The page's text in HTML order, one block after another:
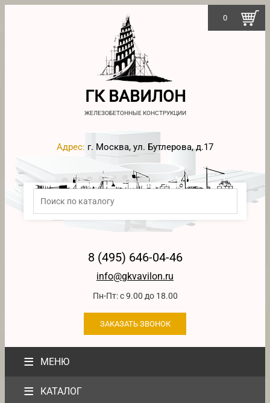
ГК ВАВИЛОН
ЖЕЛЕЗОБЕТОННЫЕ КОНСТРУКЦИИ
Адрес: г. Москва, ул. Бутлерова, д.17
8 (495) 646-04-46
info@gkvavilon.ru
Пн-Пт: с 9.00 до 18.00
ЗАКАЗАТЬ ЗВОНОК
≡ МЕНЮ
0
≡ КАТАЛОГ